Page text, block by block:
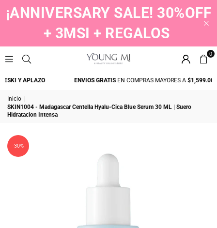
¡ANNIVERSARY SALE! 30%OFF
+ 3MSI + REGALOS
0
Y APLAZO ENVIOS GRATISEN COMPRAS MAYORES A$1,599.00
Inicio
SKIN1004 - Madagascar Centella Hyalu-Cica Blue Serum 30 ML | Suero
Hidratacion Intensa
-30%